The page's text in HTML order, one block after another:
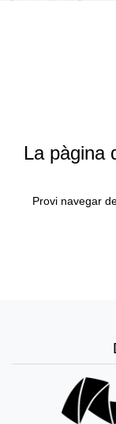
La pàgina
Provi navegar